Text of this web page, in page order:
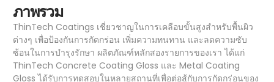
ภาพรวม
ThinTech Coatings เชี่ยวชาญในการเคลือบขั้นสูงสำหรับพื้นผิว
ต่างๆ เพื่อป้องกันการกัดกร่อน เพิ่มความทนทาน และลดความซับ
ซ้อนในการบำรุงรักษา ผลิตภัณฑ์หลักสองรายการของเรา ได้แก่
ThinTech Concrete Coating Gloss และ Metal Coating
Gloss ได้รับการทดสอบในหลายสถานที่เพื่อต่อสู้กับการกัดกร่อนของ